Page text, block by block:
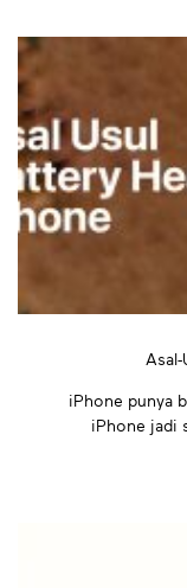
Asal-
iPhone punya
iPhone jadi